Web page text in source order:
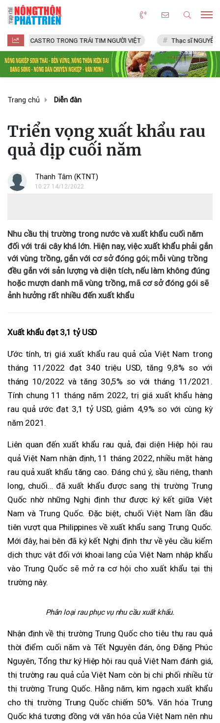
CASTRO TRONG TRÁI TIM NGƯỜI VIỆT Thạc sĩ NGUYỄN VĂN CHÍ
Trang chủ Diễn đàn
Triển vọng xuất khẩu rau
quả dịp cuối năm
Thanh Tâm (KTNT)
10:27 14/12/2022
Nhu cầu thị trường trong nước và xuất khẩu cuối năm
đối với trái cây khá lớn. Hiện nay, việc xuất khẩu phải gắn
với vùng trồng, gắn với cơ sở đóng gói; mỗi vùng trồng
đều gắn với sản lượng và diện tích, nếu làm không đúng
hoặc mượn danh mã vùng trồng, mã cơ sở đóng gói sẽ
ảnh hưởng rất nhiều đến xuất khẩu
Xuất khẩu đạt 3,1 tỷ USD
Ước tính, trị giá xuất khẩu rau quả của Việt Nam trong
tháng 11/2022 đạt 340 triệu USD, tăng 9,8% so với
tháng 10/2022 và tăng 30,5% so với tháng 11/2021.
Tính chung 11 tháng năm 2022, trị giá xuất khẩu hàng
rau quả ước đạt 3,1 tỷ USD, giảm 4,9% so với cùng kỳ
năm 2021.
Liên quan đến xuất khẩu rau quả, đại diện Hiệp hội rau
quả Việt Nam nhận định, 11 tháng 2022, nhiều mặt hàng
rau quả xuất khẩu tăng cao. Đáng chú ý, sầu riêng, thanh
long, chuối… đã xuất khẩu được sang thị trường Trung
Quốc nhờ những Nghị định thư được ký kết giữa Việt
Nam và Trung Quốc. Đặc biệt, chuối Việt Nam lần đầu
tiên vượt qua Philippines về xuất khẩu sang Trung Quốc.
Mới đây, hai bên đã ký kết Nghị định thư về yêu cầu kiểm
dịch thực vật đối với khoai lang của Việt Nam nhập khẩu
vào Trung Quốc sẽ mở ra cơ hội cho xuất khẩu tại thị
trường này.
Phân loại rau phục vụ nhu cầu xuất khẩu.
Nhận định về thị trường Trung Quốc cho tiêu thụ rau quả
thời điểm cuối năm và Tết Nguyên đán, ông Đặng Phúc
Nguyên, Tổng thư ký Hiệp hội rau quả Việt Nam đánh giá,
thị trường rau quả của Việt Nam còn bị chi phối nhiều từ
thị trường Trung Quốc. Hằng năm, kim ngạch xuất khẩu
cho thị trường Trung Quốc chiếm 50%. Văn hóa Trung
Quốc khá tương đồng với văn hóa của Việt Nam nên nhu